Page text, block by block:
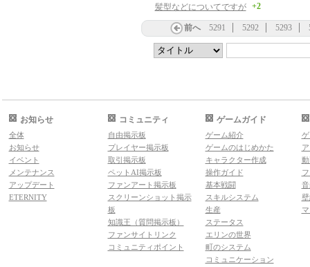
髪型などについてですが +2
前へ 5291 5292 5293
お知らせ
全体
お知らせ
イベント
メンテナンス
アップデート
ETERNITY
コミュニティ
自由掲示板
プレイヤー掲示板
取引掲示板
ペットAI掲示板
ファンアート掲示板
スクリーンショット掲示
板
知識王（質問掲示板）
ファンサイトリンク
コミュニティポイント
ゲームガイド
ゲーム紹介
ゲームのはじめかた
キャラクター作成
操作ガイド
基本戦闘
スキルシステム
生産
ステータス
エリンの世界
町のシステム
コミュニケーション